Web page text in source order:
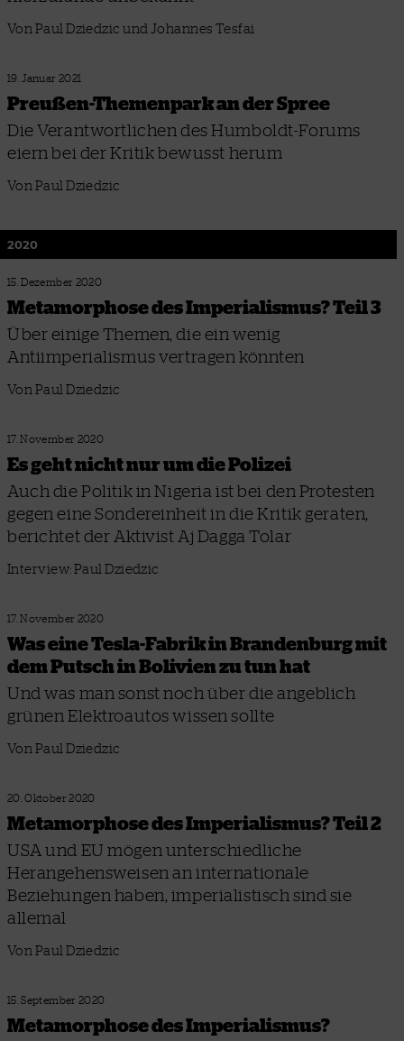
Von Paul Dziedzic und Johannes Tesfai
19. Januar 2021
Preußen-Themenpark an der Spree
Die Verantwortlichen des Humboldt-Forums
eiern bei der Kritik bewusst herum
Von Paul Dziedzic
2020
15. Dezember 2020
Metamorphose des Imperialismus? Teil 3
Über einige Themen, die ein wenig
Antiimperialismus vertragen könnten
Von Paul Dziedzic
17. November 2020
Es geht nicht nur um die Polizei
Auch die Politik in Nigeria ist bei den Protesten
gegen eine Sondereinheit in die Kritik geraten,
berichtet der Aktivist Aj Dagga Tolar
Interview: Paul Dziedzic
17. November 2020
Was eine Tesla-Fabrik in Brandenburg mit
dem Putsch in Bolivien zu tun hat
Und was man sonst noch über die angeblich
grünen Elektroautos wissen sollte
Von Paul Dziedzic
20. Oktober 2020
Metamorphose des Imperialismus? Teil 2
USA und EU mögen unterschiedliche
Herangehensweisen an internationale
Beziehungen haben, imperialistisch sind sie
allemal
Von Paul Dziedzic
15. September 2020
Metamorphose des Imperialismus?